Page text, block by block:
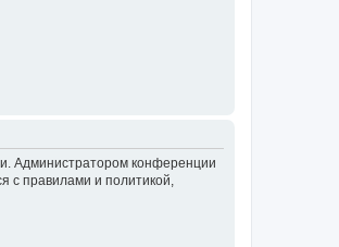
Администратором конференции
с правилами и политикой,